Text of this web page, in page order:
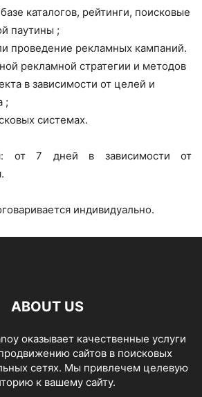
каталогов, рейтинги, поисковые
паутины ;
проведение рекламных кампаний.
рекламной стратегии и методов
в зависимости от целей и
;
системах.
от 7 дней в зависимости от
индивидуально.
ABOUT US
оказывает качественные услуги
сайтов в поисковых
сетях. Мы привлечем целевую
к вашему сайту.